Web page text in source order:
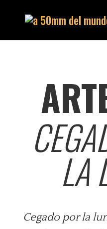
LA
Cegado por la